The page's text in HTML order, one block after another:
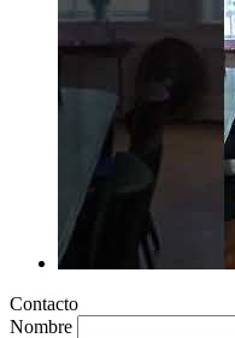
Contacto
Nombre